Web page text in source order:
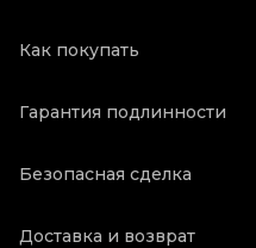
Как покупать
Гарантия подлинности
Безопасная сделка
Доставка и возврат